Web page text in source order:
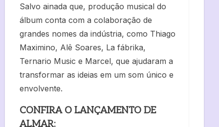
Salvo ainada que, produção musical do
álbum conta com a colaboração de
grandes nomes da indústria, como Thiago
Maximino, Alê Soares, La fábrika,
Ternario Music e Marcel, que ajudaram a
transformar as ideias em um som único e
envolvente.
CONFIRA O LANÇAMENTO DE
ALMAR: